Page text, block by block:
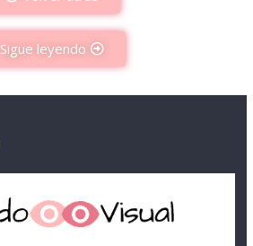
Sigue leyendo